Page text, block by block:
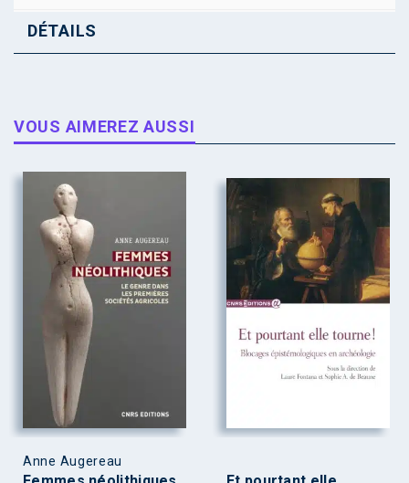
DÉTAILS
VOUS AIMEREZ AUSSI
Anne Augereau